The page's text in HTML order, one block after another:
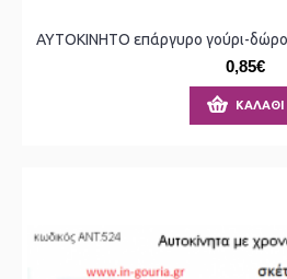
ΑΥΤΟΚΙΝΗΤΟ επάργυρο γούρι-
0,85€
ΚΑΛΆΘΙ